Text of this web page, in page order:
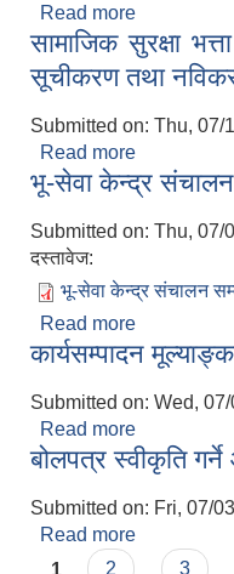
Read more
सामाजिक सुरक्षा
सूचीकरण तथा
Submitted on: Thu, 07/
Read more
सूचीकरण
भू-सेवा केन्द्र
Submitted on: Thu, 07/
दस्तावेज:
भू-सेवा केन्द्र संचालन
Read more
कार्यसम्पादन
Submitted on: Wed,
Read more
बोलपत्र स्वीकृति
Submitted on: Fri, 07/
Read more
1 2 3